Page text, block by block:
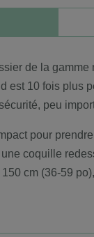
de la
10 fois plus
peu
pour
coquille
cm (36-59